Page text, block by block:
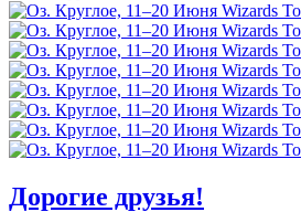
Дорогие друзья!